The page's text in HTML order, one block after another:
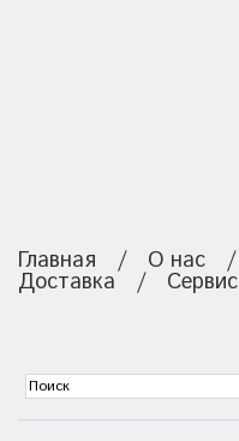
Главная / О нас /
Доставка / Сервис